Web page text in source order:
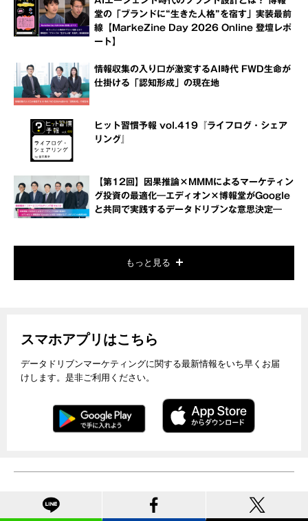
堂の「ブランドに“生きた人格”を宿す」実装最前
線【MarkeZine Day 2026 Online 登壇レポ
ート】
情報収集の入り口が激変するAI時代 FWD生命が
仕掛ける「認知形成」の現在地
ヒット習慣予報 vol.419『ライフログ・シェア
リング』
【第12回】因果推論×MMMによるマーケティン
グ投資の最適化―エディオン×博報堂がGoogle
と共同で実践するデータドリブンな意思決定―
もっと見る
スマホアプリはこちら
データドリブンマーケティングに関する最新情報をいち早くお届
けします。是非ご利用ください。